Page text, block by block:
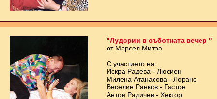
"Лудории в съботната вечер "
от Марсел Митоа
С участието на:
Искра Радева - Люсиен
Милена Атанасова - Лоранс
Веселин Ранков - Гастон
Антон Радичев - Хектор